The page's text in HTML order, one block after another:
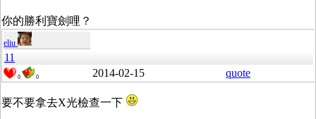
你的勝利寶劍哩？
eliu
11
0 0 2014-02-15 quote
要不要拿去X光檢查一下